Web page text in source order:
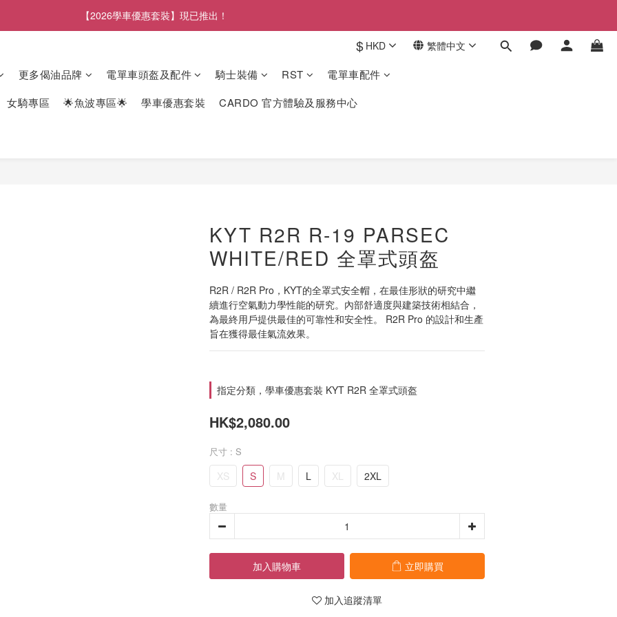
【2026學車優惠套裝】現已推出！
$ HKD 繁體中文
更多偈油品牌 電單車頭盔及配件 騎士裝備 RST
電單車配件
女騎專區
🌟魚波專區🌟 學車優惠套裝 CARDO 官方體驗及服務中心
KYT R2R R-19 PARSEC
WHITE/RED 全罩式頭盔
R2R / R2R Pro，KYT的全罩式安全帽，在最佳形狀的研究中繼
續進行空氣動力學性能的研究。內部舒適度與建築技術相結合，
為最終用戶提供最佳的可靠性和安全性。 R2R Pro 的設計和生產
旨在獲得最佳氣流效果。
指定分類，學車優惠套裝 KYT R2R 全罩式頭盔
HK$2,080.00
尺寸 : S
XS S M L XL 2XL
數量
加入購物車 立即購買
加入追蹤清單